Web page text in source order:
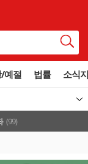
예절 법률 소식지
(99)